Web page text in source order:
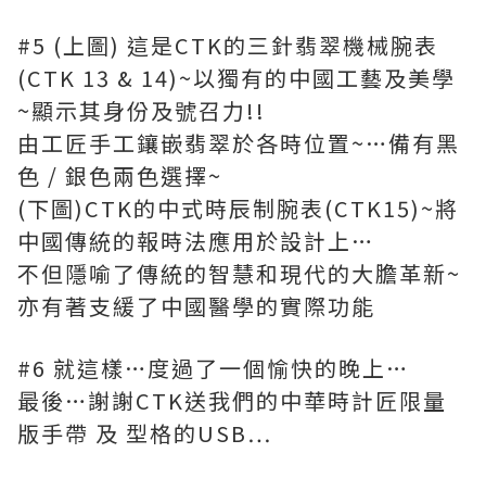
#5 (上圖) 這是CTK的三針翡翠機械腕表
(CTK 13 & 14)~以獨有的中國工藝及美學
~顯示其身份及號召力!!
由工匠手工鑲嵌翡翠於各時位置~…備有黑
色 / 銀色兩色選擇~
(下圖)CTK的中式時辰制腕表(CTK15)~將
中國傳統的報時法應用於設計上…
不但隱喻了傳統的智慧和現代的大膽革新~
亦有著支緩了中國醫學的實際功能
#6 就這樣…度過了一個愉快的晚上…
最後…謝謝CTK送我們的中華時計匠限量
版手帶 及 型格的USB…